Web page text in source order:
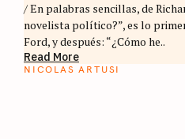
/ En palabras sencillas, de
novelista político?”, es lo
Ford, y después: “¿Cómo he..
Read More
NICOLAS ARTUSI